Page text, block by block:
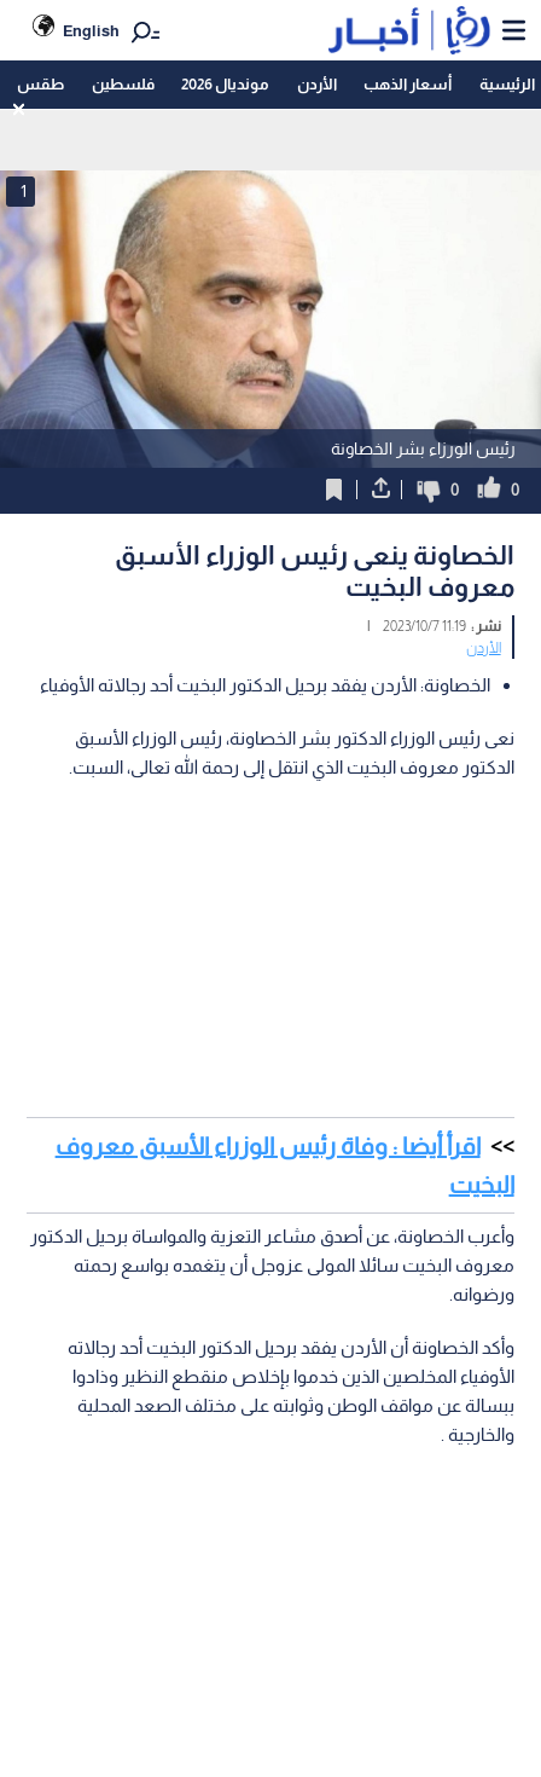
English
الرئيسية أسعار الذهب الأردن مونديال 2026 فلسطين طقس
رئيس الورزاء بشر الخصاونة
1
0
0
الخصاونة ينعى رئيس الوزراء الأسبق
معروف البخيت
نشر :11:19 2023/10/7
|
الأردن
الخصاونة: الأردن يفقد برحيل الدكتور البخيت أحد رجالاته الأوفياء
نعى رئيس الوزراء الدكتور بشر الخصاونة، رئيس الوزراء الأسبق
الدكتور معروف البخيت الذي انتقل إلى رحمة الله تعالى، السبت.
اقرأ أيضا : وفاة رئيس الوزراء الأسبق معروف
البخيت
وأعرب الخصاونة، عن أصدق مشاعر التعزية والمواساة برحيل الدكتور
معروف البخيت سائلا المولى عزوجل أن يتغمده بواسع رحمته
ورضوانه.
وأكد الخصاونة أن الأردن يفقد برحيل الدكتور البخيت أحد رجالاته
الأوفياء المخلصين الذين خدموا بإخلاص منقطع النظير وذادوا
ببسالة عن مواقف الوطن وثوابته على مختلف الصعد المحلية
والخارجية .